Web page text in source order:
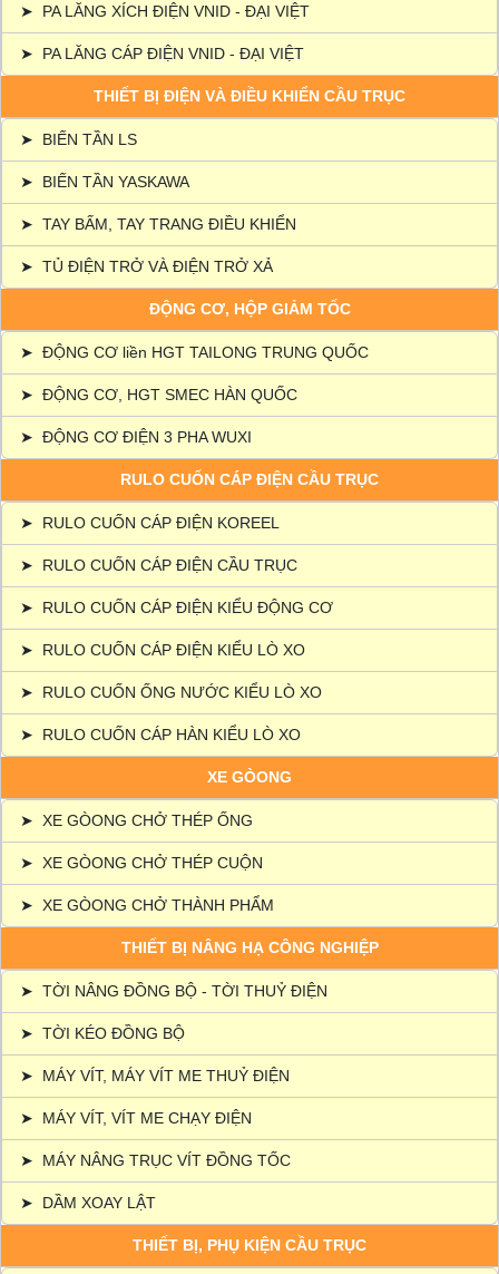
➤ PA LĂNG XÍCH ĐIỆN VNID - ĐẠI VIỆT
➤ PA LĂNG CÁP ĐIỆN VNID - ĐẠI VIỆT
THIẾT BỊ ĐIỆN VÀ ĐIỀU KHIỂN CẦU TRỤC
➤ BIẾN TẦN LS
➤ BIẾN TẦN YASKAWA
➤ TAY BẤM, TAY TRANG ĐIỀU KHIỂN
➤ TỦ ĐIỆN TRỞ VÀ ĐIỆN TRỞ XẢ
ĐỘNG CƠ, HỘP GIẢM TỐC
➤ ĐỘNG CƠ liền HGT TAILONG TRUNG QUỐC
➤ ĐỘNG CƠ, HGT SMEC HÀN QUỐC
➤ ĐỘNG CƠ ĐIỆN 3 PHA WUXI
RULO CUỐN CÁP ĐIỆN CẦU TRỤC
➤ RULO CUỐN CÁP ĐIỆN KOREEL
➤ RULO CUỐN CÁP ĐIỆN CẦU TRỤC
➤ RULO CUỐN CÁP ĐIỆN KIỂU ĐỘNG CƠ
➤ RULO CUỐN CÁP ĐIỆN KIỂU LÒ XO
➤ RULO CUỐN ỐNG NƯỚC KIỂU LÒ XO
➤ RULO CUỐN CÁP HÀN KIỂU LÒ XO
XE GÒONG
➤ XE GÒONG CHỞ THÉP ỐNG
➤ XE GÒONG CHỞ THÉP CUỘN
➤ XE GÒONG CHỞ THÀNH PHẨM
THIẾT BỊ NÂNG HẠ CÔNG NGHIỆP
➤ TỜI NÂNG ĐỒNG BỘ - TỜI THUỶ ĐIỆN
➤ TỜI KÉO ĐỒNG BỘ
➤ MÁY VÍT, MÁY VÍT ME THUỶ ĐIỆN
➤ MÁY VÍT, VÍT ME CHẠY ĐIỆN
➤ MÁY NÂNG TRỤC VÍT ĐỒNG TỐC
➤ DẦM XOAY LẬT
THIẾT BỊ, PHỤ KIỆN CẦU TRỤC